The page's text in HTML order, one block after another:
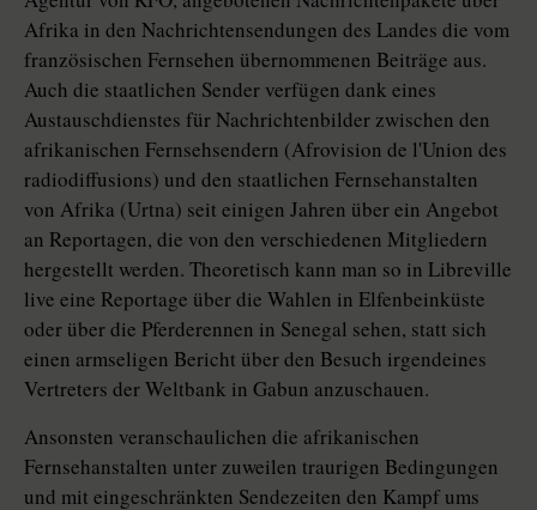
Afrika in den Nachrichtensendungen des Landes die vom
französischen Fernsehen übernommenen Beiträge aus.
Auch die staatlichen Sender verfügen dank eines
Austauschdienstes für Nachrichtenbilder zwischen den
afrikanischen Fernsehsendern (Afrovision de l'Union des
radiodiffusions) und den staatlichen Fernsehanstalten
von Afrika (Urtna) seit einigen Jahren über ein Angebot
an Reportagen, die von den verschiedenen Mitgliedern
hergestellt werden. Theoretisch kann man so in Libreville
live eine Reportage über die Wahlen in Elfenbeinküste
oder über die Pferderennen in Senegal sehen, statt sich
einen armseligen Bericht über den Besuch irgendeines
Vertreters der Weltbank in Gabun anzuschauen.
Ansonsten veranschaulichen die afrikanischen
Fernsehanstalten unter zuweilen traurigen Bedingungen
und mit eingeschränkten Sendezeiten den Kampf ums